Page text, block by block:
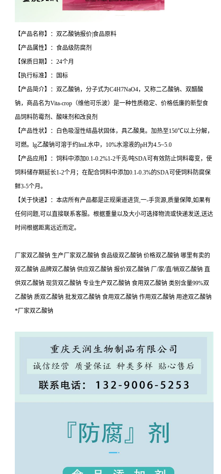
【产品名称】：双乙酸钠报价|食品原料
【产品属性】：食品级防腐剂
【保质日期】：24个月
【执行标准】：国标
【产品简介】：双乙酸钠，分子式为C4H7NaO4，又称二乙酸钠、双醋酸
钠，商品名为Vita-crop（维他可乐波）是一种性质稳定、价格低廉的新型食
品饲料防霉剂、酸味剂和改良剂
【产品性状】：白色吸湿性结晶状固体，具乙酸臭。加热至150℃以上分解，
可燃。lg乙酸钠可溶于约lmL水中，10%水溶液的pH为4.5~5.0
【产品应用】：饲料中添加0.1-0.2%1-2千克/吨SDA可有效防止饲料霉变，使
饲料储存期延长1-2个月；在配合饲料中添加0.1-0.3%的SDA可使饲料防腐保
鲜3-5个月。
【关于快递】：本店所有产品都是正规渠道进货,一-手货源,质量保障,如果有
任何问题,可以直接联系客服。根据重量以及大小可选择物流或快递发送,送达
时间根据距离远近而定。
厂家双乙酸钠 生产厂家双乙酸钠 食品级双乙酸钠 价格双乙酸钠 哪里有卖的
双乙酸钠 品牌双乙酸钠 供应双乙酸钠 报价双乙酸钠 厂/家/直/销双乙酸钠 直
供双乙酸钠 现货双乙酸钠 专业生产双乙酸钠 食用双乙酸钠 类别含量99%双
乙酸钠 质双乙酸钠 批发双乙酸钠 食用双乙酸钠 作用双乙酸钠 用途双乙酸钠
*厂家双乙酸钠